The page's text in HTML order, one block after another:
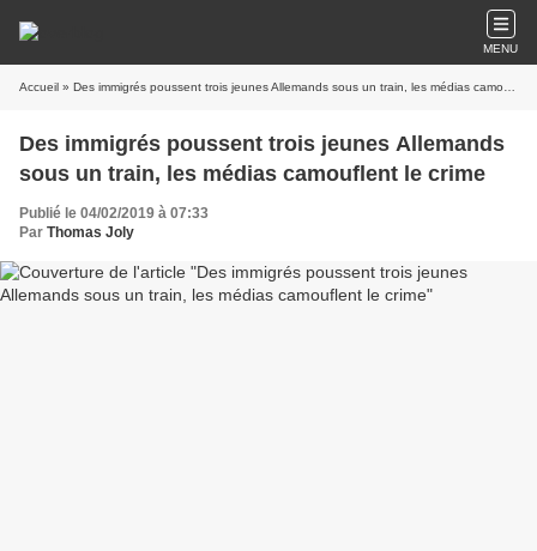
MENU
Accueil » Des immigrés poussent trois jeunes Allemands sous un train, les médias camouflent le crime
Des immigrés poussent trois jeunes Allemands
sous un train, les médias camouflent le crime
Publié le 04/02/2019 à 07:33
Par Thomas Joly